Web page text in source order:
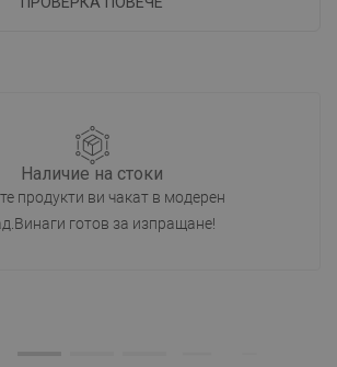
Наличие на стоки
продукти ви чакат в модерен
готов за изпращане!